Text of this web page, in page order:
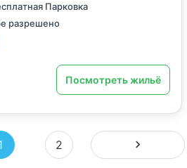
Парковка
разрешено
Посмотреть жильё
2